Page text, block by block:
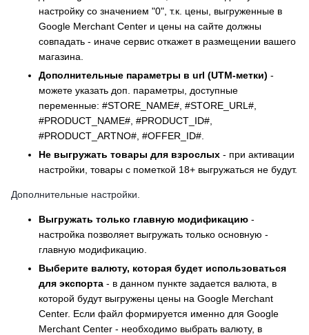
настройку со значением "0", т.к. цены, выгруженные в
Google Merchant Center и цены на сайте должны
совпадать - иначе сервис откажет в размещении вашего
магазина.
Дополнительные параметры в url (UTM-метки) -
можете указать доп. параметры, доступные
переменные: #STORE_NAME#, #STORE_URL#,
#PRODUCT_NAME#, #PRODUCT_ID#,
#PRODUCT_ARTNO#, #OFFER_ID#.
Не выгружать товары для взрослых - при активации
настройки, товары с пометкой 18+ выгружаться не будут.
Дополнительные настройки.
Выгружать только главную модификацию -
настройка позволяет выгружать только основную -
главную модификацию.
Выберите валюту, которая будет использоваться
для экспорта - в данном пункте задается валюта, в
которой будут выгружены цены на Google Merchant
Center. Если файл формируется именно для Google
Merchant Center - необходимо выбрать валюту, в